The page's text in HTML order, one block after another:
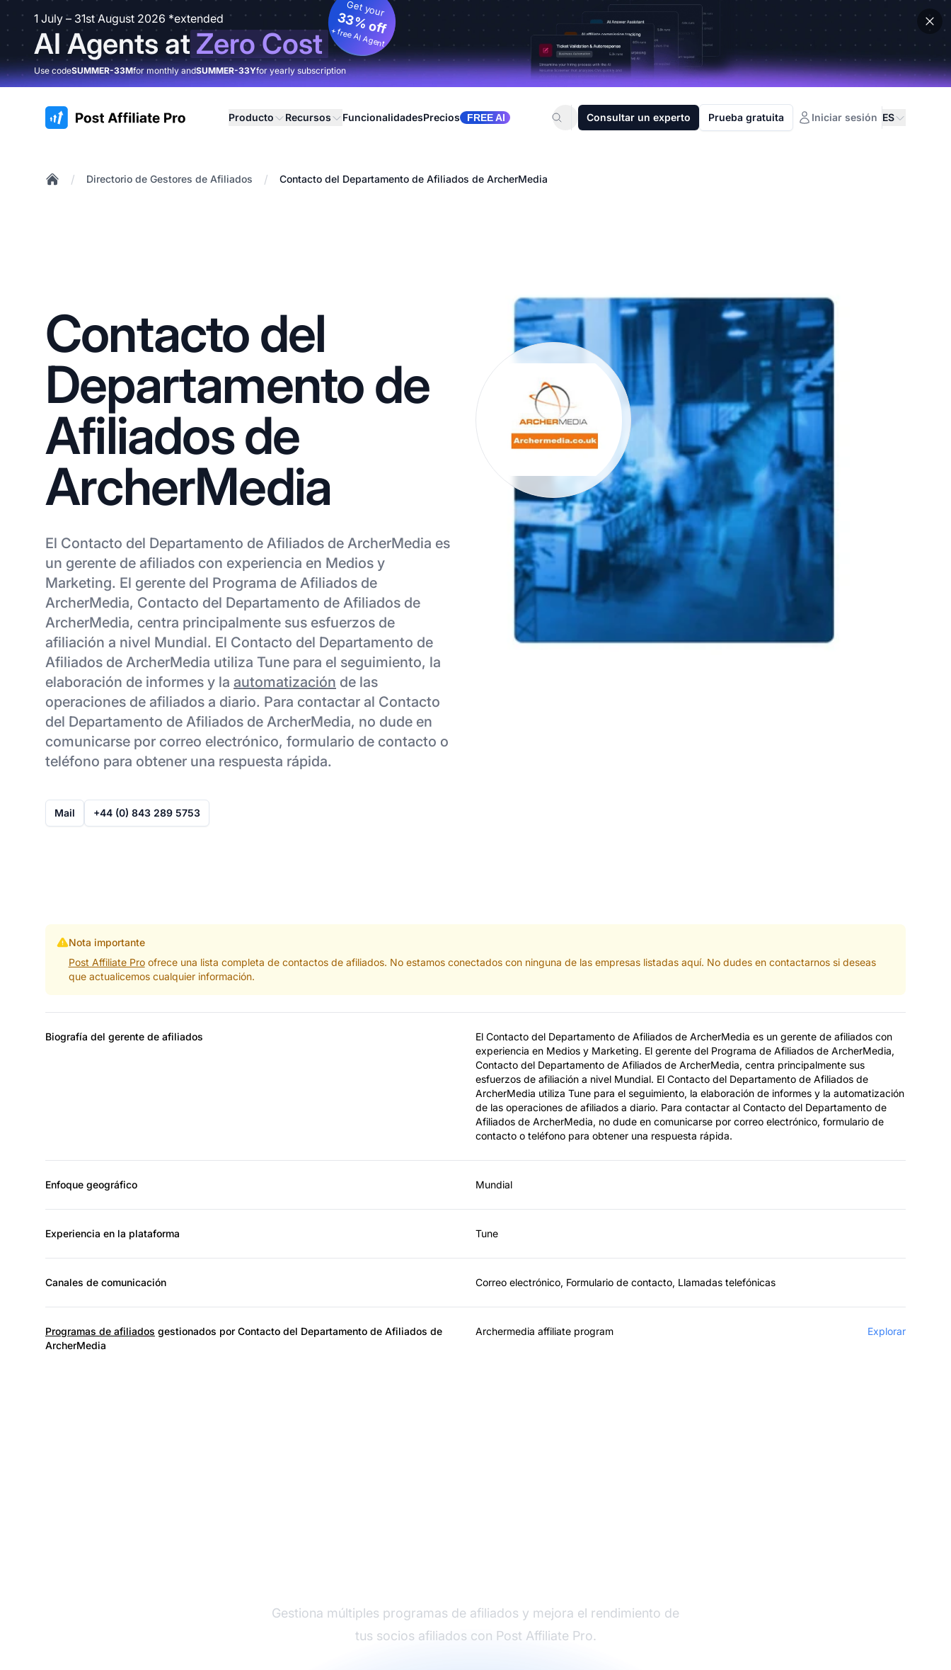
1 July – 31st August 2026 *extended
AI Agents atZero Cost
Get your
33% off
+ free AI Agent
Use codeSUMMER-33Mfor monthly andSUMMER-33Yfor yearly subscription
:site.title Producto Recursos FuncionalidadesPrecios FREE AI Consultar un experto Prueba gratuita Iniciar sesión ES
/ Directorio de Gestores de Afiliados / Contacto del Departamento de Afiliados de ArcherMedia
Contacto del
Departamento de
Afiliados de
ArcherMedia
El Contacto del Departamento de Afiliados de ArcherMedia es
un gerente de afiliados con experiencia en Medios y
Marketing. El gerente del Programa de Afiliados de
ArcherMedia, Contacto del Departamento de Afiliados de
ArcherMedia, centra principalmente sus esfuerzos de
afiliación a nivel Mundial. El Contacto del Departamento de
Afiliados de ArcherMedia utiliza Tune para el seguimiento, la
elaboración de informes y la automatización de las
operaciones de afiliados a diario. Para contactar al Contacto
del Departamento de Afiliados de ArcherMedia, no dude en
comunicarse por correo electrónico, formulario de contacto o
teléfono para obtener una respuesta rápida.
Mail +44 (0) 843 289 5753
Nota importante
Post Affiliate Proofrece una lista completa de contactos de afiliados. No estamos conectados con ninguna de las empresas listadas aquí. No dudes en contactarnos si deseas
que actualicemos cualquier información.
Biografía del gerente de afiliados
El Contacto del Departamento de Afiliados de ArcherMedia es un gerente de afiliados con
experiencia en Medios y Marketing. El gerente del Programa de Afiliados de ArcherMedia,
Contacto del Departamento de Afiliados de ArcherMedia, centra principalmente sus
esfuerzos de afiliación a nivel Mundial. El Contacto del Departamento de Afiliados de
ArcherMedia utiliza Tune para el seguimiento, la elaboración de informes y la automatización
de las operaciones de afiliados a diario. Para contactar al Contacto del Departamento de
Afiliados de ArcherMedia, no dude en comunicarse por correo electrónico, formulario de
contacto o teléfono para obtener una respuesta rápida.
Enfoque geográfico Mundial
Experiencia en la plataforma Tune
Canales de comunicación Correo electrónico, Formulario de contacto, Llamadas telefónicas
Programas de afiliados gestionados por Contacto del Departamento de Afiliados de
ArcherMedia
Archermedia affiliate program Explorar
Gestiona múltiples programas de afiliados y mejora el rendimiento de
tus socios afiliados con Post Affiliate Pro.